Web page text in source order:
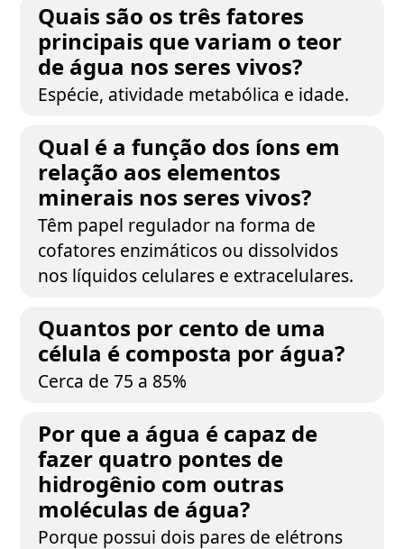
Quais são os três fatores
principais que variam o teor
de água nos seres vivos?
Espécie, atividade metabólica e idade.
Qual é a função dos íons em
relação aos elementos
minerais nos seres vivos?
Têm papel regulador na forma de
cofatores enzimáticos ou dissolvidos
nos líquidos celulares e extracelulares.
Quantos por cento de uma
célula é composta por água?
Cerca de 75 a 85%
Por que a água é capaz de
fazer quatro pontes de
hidrogênio com outras
moléculas de água?
Porque possui dois pares de elétrons